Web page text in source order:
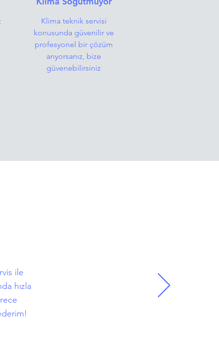
Klima teknik servisi
konusunda güvenilir ve
profesyonel bir çözüm
arıyorsanız, bize
güvenebilirsiniz
ile
hızla